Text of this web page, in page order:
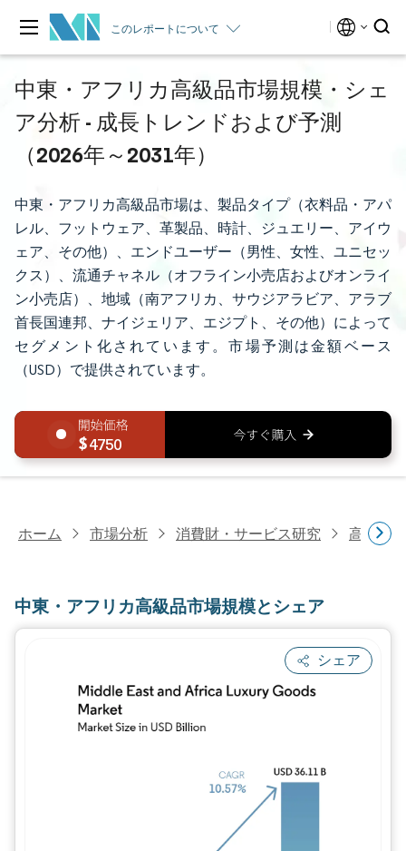
このレポートについて
中東・アフリカ高級品市場規模・シェ
ア分析 - 成長トレンドおよび予測
（2026年～2031年）
中東・アフリカ高級品市場は、製品タイプ（衣料品・アパ
レル、フットウェア、革製品、時計、ジュエリー、アイウ
ェア、その他）、エンドユーザー（男性、女性、ユニセッ
クス）、流通チャネル（オフライン小売店およびオンライ
ン小売店）、地域（南アフリカ、サウジアラビア、アラブ
首長国連邦、ナイジェリア、エジプト、その他）によって
セグメント化されています。市場予測は金額ベース
（USD）で提供されています。
4750
ホーム 市場分析 消費財・サービス研究 高級品
中東・アフリカ高級品市場規模とシェア
シェア